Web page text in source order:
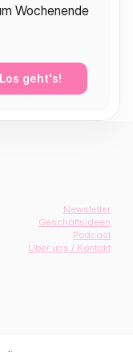
Wochenende
Los geht's!
Newsletter
Geschäftsideen
Podcast
Über uns / Kontakt